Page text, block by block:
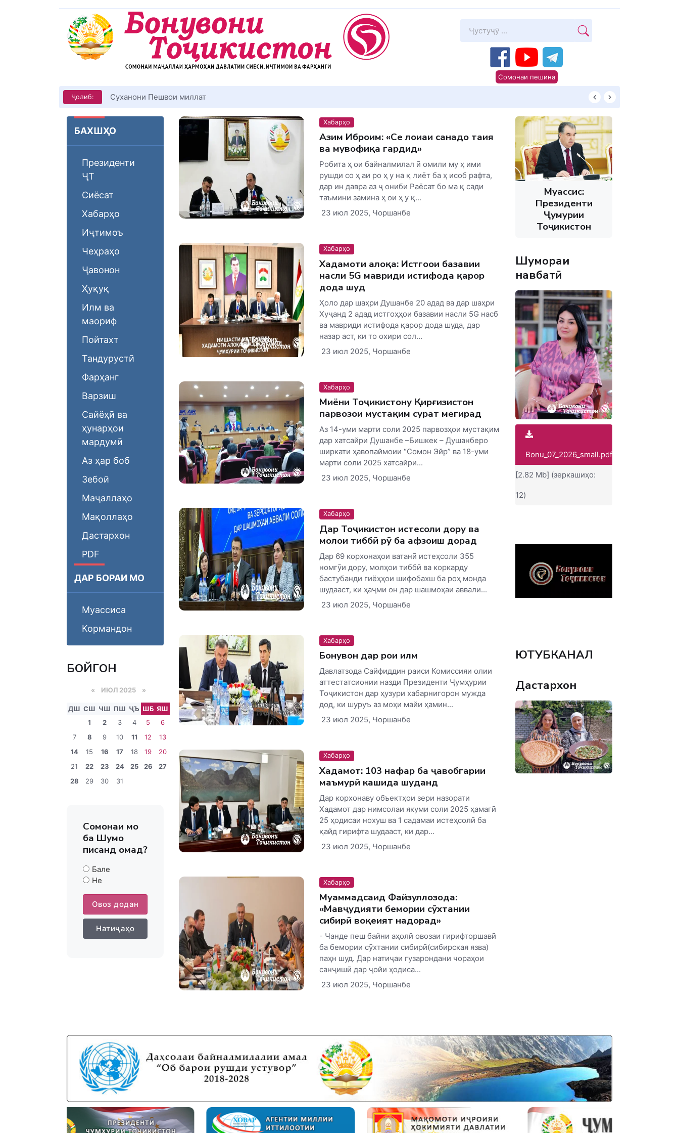
Сомонаи пешина
Ҷолиб: Суханони Пешвои миллат
БАХШҲО
Президенти
ҶТ
Сиёсат
Хабарҳо
Иҷтимоъ
Чеҳраҳо
Ҷавонон
Ҳуқуқ
Илм ва
маориф
Пойтахт
Тандурустӣ
Фарҳанг
Варзиш
Сайёҳӣ ва
ҳунарҳои
мардумӣ
Аз ҳар боб
Зебоӣ
Маҷаллаҳо
Мақоллаҳо
Дастархон
PDF
ДАР БОРАИ МО
Муассиса
Кормандон
БОЙГОНӢ
« ИЮЛ 2025 »
ДШ СШ ЧШ ПШ ҶЪ ШБ ЯШ
1
2 3 4 5
6
7
8 9 10 11 12
13
14
15 16 17 18 19
20
21
22 23 24 25 26
27
28
29 30 31
Сомонаи мо
ба Шумо
писанд омад?
Бале
Не
Овоз додан
Натиҷаҳо
Хабарҳо
Азим Иброҳим: «Се лоиҳаи санадҳо таҳия
ва мувофиқа гардид»
Робита ҳ ои байналмилал ӣ омили му ҳ ими
рушди со ҳ аи ро ҳ у на қ лиёт ба ҳ исоб рафта,
дар ин давра аз ҷ ониби Раёсат бо ма қ сади
таъмини замина ҳ ои ҳ у қ...
23 июл 2025, Чоршанбе
Хабарҳо
Хадамоти алоқа: Истгоҳҳои базавии
насли 5G мавриди истифода қарор
дода шуд
Ҳоло дар шаҳри Душанбе 20 адад ва дар шаҳри
Хуҷанд 2 адад истгоҳҳои базавии насли 5G насб
ва мавриди истифода қарор дода шуда, дар
назар аст, ки то охири сол...
23 июл 2025, Чоршанбе
Хабарҳо
Миёни Тоҷикистону Қирғизистон
парвозҳои мустақим сурат мегирад
Аз 14-уми марти соли 2025 парвозҳои мустақим
дар хатсайри Душанбе –Бишкек – Душанберо
ширкати ҳавопаймоии “Сомон Эйр” ва 18-уми
марти соли 2025 хатсайри...
23 июл 2025, Чоршанбе
Хабарҳо
Дар Тоҷикистон истеҳсоли дору ва
молҳои тиббӣ рӯ ба афзоиш дорад
Дар 69 корхонаҳои ватанӣ истеҳсоли 355
номгӯи дору, молҳои тиббӣ ва коркарду
бастубанди гиёҳҳои шифобахш ба роҳ монда
шудааст, ки ҳаҷми он дар шашмоҳаи аввали...
23 июл 2025, Чоршанбе
Хабарҳо
Бонувон дар роҳи илм
Давлатзода Сайфиддин раиси Комиссияи олии
аттестатсионии назди Президенти Ҷумҳурии
Тоҷикистон дар ҳузури хабарнигорон мужда
дод, ки шуруъ аз моҳи майи ҳамин...
23 июл 2025, Чоршанбе
Хабарҳо
Хадамот: 103 нафар ба ҷавобгарии
маъмурӣ кашида шуданд
Дар корхонаву объектҳои зери назорати
Хадамот дар нимсолаи якуми соли 2025 ҳамагӣ
25 ҳодисаи нохуш ва 1 садамаи истеҳсолӣ ба
қайд гирифта шудааст, ки дар...
23 июл 2025, Чоршанбе
Хабарҳо
Муҳаммадсаид Файзуллозода:
«Мавҷудияти бемории сӯхтании
сибирӣ воқеият надорад»
- Чанде пеш байни аҳолӣ овозаи гирифторшавӣ
ба бемории сӯхтании сибирӣ(сибирская язва)
паҳн шуд. Дар натиҷаи гузарондани чораҳои
санҷишӣ дар ҷойи ҳодиса...
23 июл 2025, Чоршанбе
Муассис:
Президенти
Ҷумҳурии
Тоҷикистон
Шумораи
навбатӣ
Bonu_07_2026_small.pdf
[2.82 Mb] (зеркашиҳо:
12)
ЮТУБКАНАЛ
Дастархон